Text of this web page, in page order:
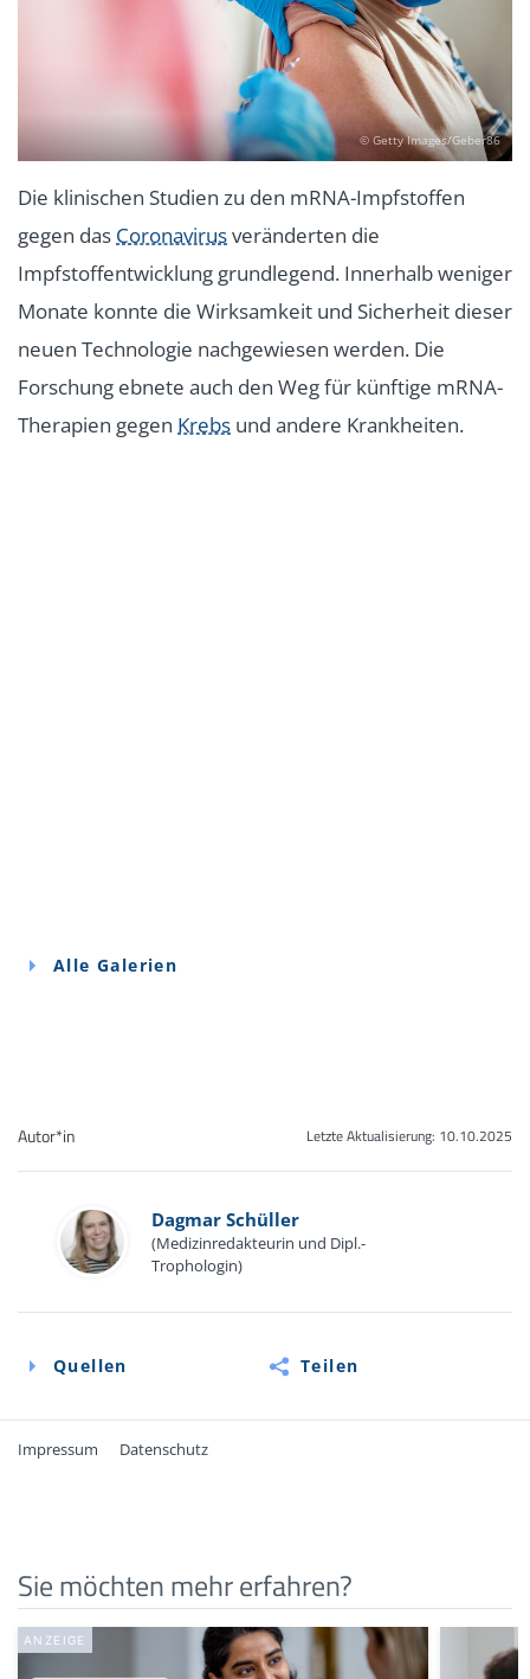
© Getty Images/Geber86
Die klinischen Studien zu den mRNA-Impfstoffen
gegen das Coronavirusveränderten die
Impfstoffentwicklung grundlegend. Innerhalb weniger
Monate konnte die Wirksamkeit und Sicherheit dieser
neuen Technologie nachgewiesen werden. Die
Forschung ebnete auch den Weg für künftige mRNA-
Therapien gegen Krebs und andere Krankheiten.
Alle Galerien
Letzte Aktualisierung: 10.10.2025
Autor*in
Dagmar Schüller
(Medizinredakteurin und Dipl.-
Trophologin)
Quellen Teilen
Impressum Datenschutz
Syphilis-Studie:flexikon.doccheck.com/de/Tuskegee-
Syphilis-Studie(Abruf: 10/2025)
Online-Informationen des Deutschen Ärzteblattes:
Sie möchten mehr erfahren?